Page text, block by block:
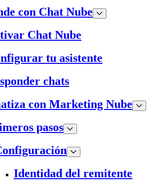
con Chat Nube
Chat Nube
tu asistente
chats
con Marketing Nube
pasos
Identidad del remitente